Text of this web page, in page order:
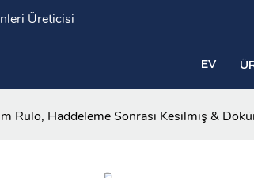
Üreticisi
EV
Rulo, Haddeleme Sonrası Kesilmiş &